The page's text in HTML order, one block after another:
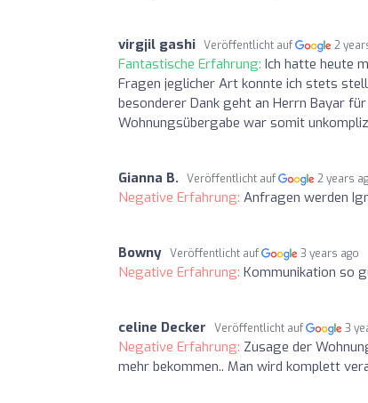
virgjil gashi Veröffentlicht auf 2
Fantastische Erfahrung: Ich hatte heute
Fragen jeglicher Art konnte ich stets
besonderer Dank geht an Herrn Bayar
Wohnungsübergabe war somit
Gianna B. Veröffentlicht auf 2 years
Negative Erfahrung: Anfragen werden
Bowny Veröffentlicht auf 3 years ago
Negative Erfahrung: Kommunikation so
celine Decker Veröffentlicht auf 3
Negative Erfahrung: Zusage der
mehr bekommen.. Man wird komplett